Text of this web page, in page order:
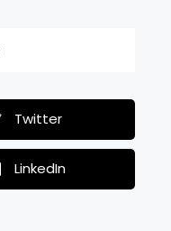
Twitter
LinkedIn